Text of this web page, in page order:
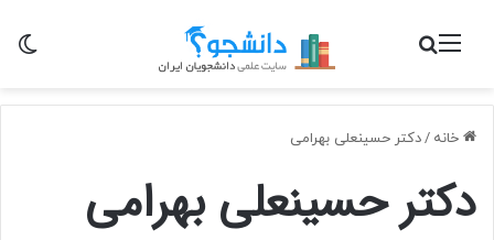
منو جستجو برای
خانه /دکتر حسینعلی بهرامی
دکتر حسینعلی بهرامی